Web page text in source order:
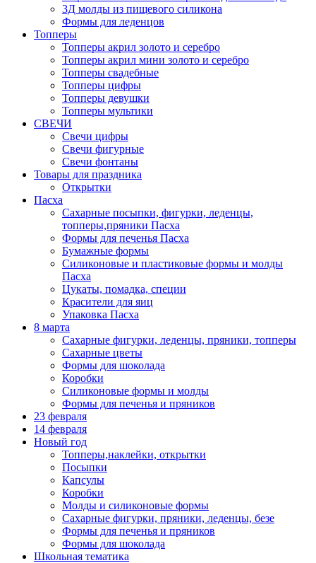
3Д молды из пищевого силикона
Формы для леденцов
Топперы
Топперы акрил золото и серебро
Топперы акрил мини золото и серебро
Топперы свадебные
Топперы цифры
Топперы девушки
Топперы мультики
СВЕЧИ
Свечи цифры
Свечи фигурные
Свечи фонтаны
Товары для праздника
Открытки
Пасха
Сахарные посыпки, фигурки, леденцы,
топперы,пряники Пасха
Формы для печенья Пасха
Бумажные формы
Силиконовые и пластиковые формы и молды
Пасха
Цукаты, помадка, специи
Красители для яиц
Упаковка Пасха
8 марта
Сахарные фигурки, леденцы, пряники, топперы
Сахарные цветы
Формы для шоколада
Коробки
Силиконовые формы и молды
Формы для печенья и пряников
23 февраля
14 февраля
Новый год
Топперы,наклейки, открытки
Посыпки
Капсулы
Коробки
Молды и силиконовые формы
Сахарные фигурки, пряники, леденцы, безе
Формы для печенья и пряников
Формы для шоколада
Школьная тематика